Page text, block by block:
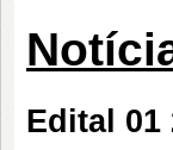
Edital 01